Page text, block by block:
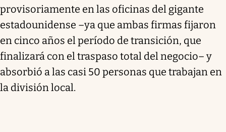
provisoriamente en las oficinas del gigante
estadounidense –ya que ambas firmas fijaron
en cinco años el período de transición, que
finalizará con el traspaso total del negocio– y
absorbió a las casi 50 personas que trabajan en
la división local.